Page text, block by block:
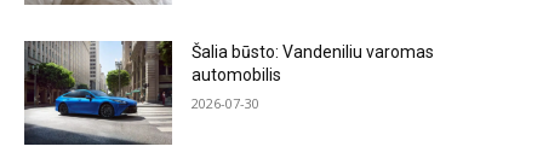
Šalia būsto: Vandeniliu varomas
automobilis
2026-07-30